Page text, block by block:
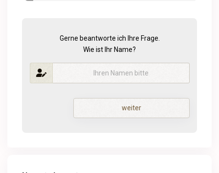
Gerne beantworte ich Ihre Frage.
Wie ist Ihr Name?
weiter